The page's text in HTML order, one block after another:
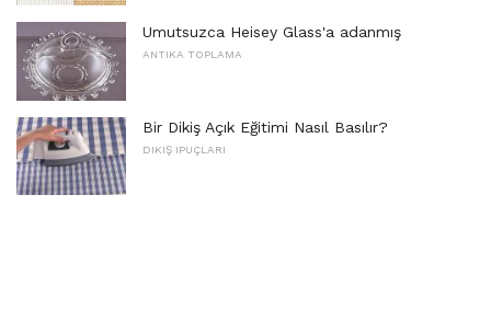
Umutsuzca Heisey Glass'a adanmış
ANTIKA TOPLAMA
Bir Dikiş Açık Eğitimi Nasıl Basılır?
DIKIŞ IPUÇLARI